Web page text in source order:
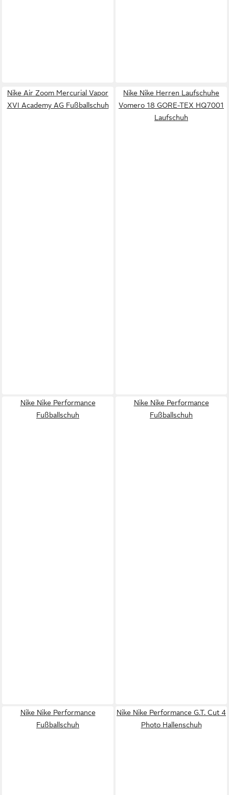
Nike Air Zoom Mercurial Vapor
XVI Academy AG Fußballschuh
Nike Nike Herren Laufschuhe
Vomero 18 GORE-TEX HQ7001
Laufschuh
Nike Nike Performance
Fußballschuh
Nike Nike Performance
Fußballschuh
Nike Nike Performance
Fußballschuh
Nike Nike Performance G.T. Cut 4
Photo Hallenschuh